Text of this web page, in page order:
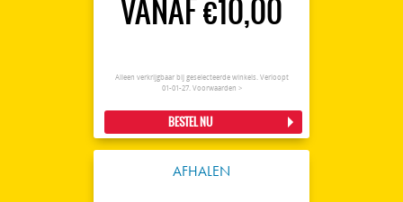
VANAF €10,00
Alleen verkrijgbaar bij geselecteerde winkels. Verloopt
01-01-27. Voorwaarden >
BESTEL NU
AFHALEN